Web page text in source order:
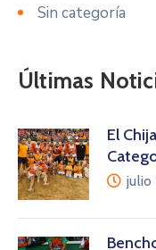
Sin categoría
Últimas
El
julio